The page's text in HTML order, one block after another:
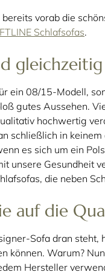
vorab die
Schlafsofas.
ein 08/15-Modell,
gutes Aussehen.
hochwertig
schließlich in
es sich um ein
unsere Gesundheit
die neben
auf die
Sofa dran steht,
können. Warum?
Hersteller